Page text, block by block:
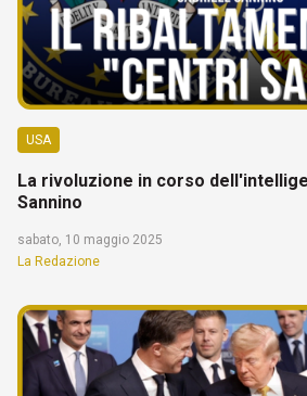
USA
La rivoluzione in corso
Sannino
sabato, 10 maggio 2025
La Redazione